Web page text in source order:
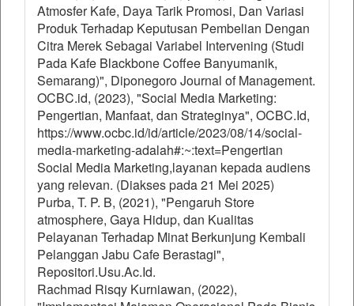
Atmosfer Kafe, Daya Tarik Promosi, Dan Variasi
Produk Terhadap Keputusan Pembelian Dengan
Citra Merek Sebagai Variabel Intervening (Studi
Pada Kafe Blackbone Coffee Banyumanik,
Semarang)", Diponegoro Journal of Management.
OCBC.id, (2023), "Social Media Marketing:
Pengertian, Manfaat, dan Strateginya", OCBC.Id,
https://www.ocbc.id/id/article/2023/08/14/social-
media-marketing-adalah#:~:text=Pengertian
Social Media Marketing,layanan kepada audiens
yang relevan. (Diakses pada 21 Mei 2025)
Purba, T. P. B, (2021), "Pengaruh Store
atmosphere, Gaya Hidup, dan Kualitas
Pelayanan Terhadap Minat Berkunjung Kembali
Pelanggan Jabu Cafe Berastagi",
Repositori.Usu.Ac.Id.
Rachmad Risqy Kurniawan, (2022),